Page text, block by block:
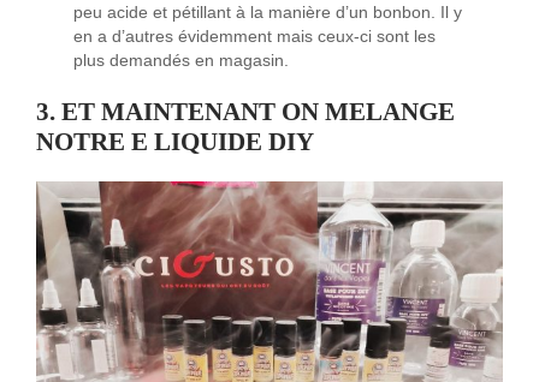
peu acide et pétillant à la manière d’un bonbon. Il y
en a d’autres évidemment mais ceux-ci sont les
plus demandés en magasin.
3. ET MAINTENANT ON MELANGE
NOTRE E LIQUIDE DIY